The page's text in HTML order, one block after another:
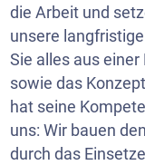
die Arbeit und
unsere
Sie alles aus
sowie das
hat seine
uns: Wir bauen
durch das